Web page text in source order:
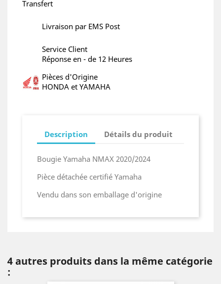
Transfert
Livraison par EMS Post
Service Client
Réponse en - de 12 Heures
Pièces d'Origine
HONDA et YAMAHA
Description Détails du produit
Bougie Yamaha NMAX 2020/2024
Pièce détachée certifié Yamaha
Vendu dans son emballage d'origine
4 autres produits dans la même catégorie
: